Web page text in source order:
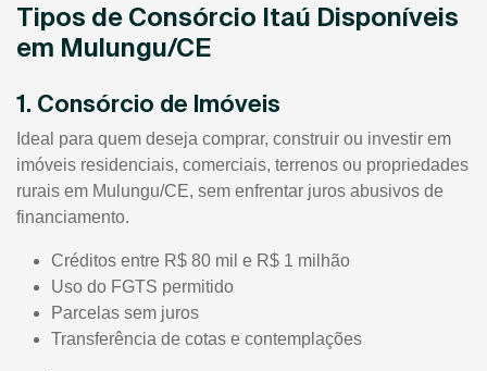
Tipos de Consórcio Itaú Disponíveis
em Mulungu/CE
1. Consórcio de Imóveis
Ideal para quem deseja comprar, construir ou investir em
imóveis residenciais, comerciais, terrenos ou propriedades
rurais em Mulungu/CE, sem enfrentar juros abusivos de
financiamento.
Créditos entre R$ 80 mil e R$ 1 milhão
Uso do FGTS permitido
Parcelas sem juros
Transferência de cotas e contemplações